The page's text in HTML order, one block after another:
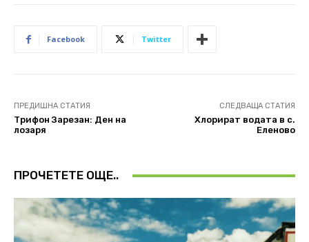
Facebook Twitter
ПРЕДИШНА СТАТИЯ
Трифон Зарезан: Ден на
лозаря
СЛЕДВАЩА СТАТИЯ
Хлорират водата в с.
Еленово
ПРОЧЕТЕТЕ ОЩЕ..